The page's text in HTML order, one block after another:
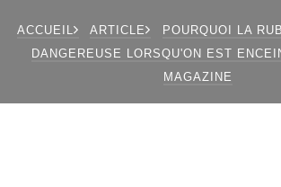
ACCUEIL ARTICLE
POURQUOI LA
DANGEREUSE LORSQU'ON EST
MAGAZINE